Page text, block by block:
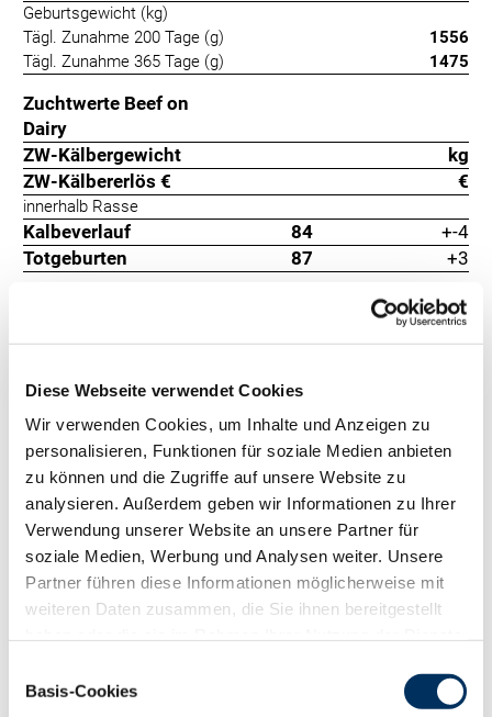
Diese Webseite verwendet Cookies
Wir verwenden Cookies, um Inhalte und Anzeigen zu
personalisieren, Funktionen für soziale Medien anbieten
zu können und die Zugriffe auf unsere Website zu
analysieren. Außerdem geben wir Informationen zu Ihrer
Verwendung unserer Website an unsere Partner für
soziale Medien, Werbung und Analysen weiter. Unsere
Partner führen diese Informationen möglicherweise mit
weiteren Daten zusammen, die Sie ihnen bereitgestellt
Cookies, wenn Sie unsere Webseite weiterhin nutzen.
Basis-Cookies
Geburtsgewicht (kg)
Tägl. Zunahme 200 Tage (g)
1556
Tägl. Zunahme 365 Tage (g)
1475
Zuchtwerte Beef on
Dairy
ZW-Kälbergewicht
kg
ZW-Kälbererlös €
€
innerhalb Rasse
Kalbeverlauf 84
+-4
Totgeburten
87 +3
Fandango ist ein mittelrahmiger, kompakter und typvoller Bulle
mit verlässlicher Fleischleistung und korrektem Fundament. Seine
ihn besonders für die Reinzucht und den Einsatz in
fleischbetonten Produktionsherden interessant. Beide Elternlinien
stehen in der Reinzucht für einen normalen Kalbeverlauf. Die
Mutter zeichnet sich darüber hinaus durch gute Fruchtbarkeit und
eine starke Aufzuchtleistung aus.
Phänotyp-Informationen aus der Gebrauchskreuzung
ab zweiter Kalbung, Abweichung vom Mittelwert
Kalbungen
1335
Abweichungsprofil +3 +2 +1 Mittel -1 -2 -3
285
Kälberfitness (%, 3.-14. LT)
3.4